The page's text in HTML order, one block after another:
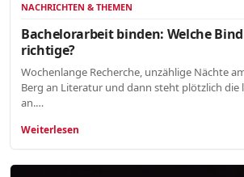
NACHRICHTEN & THEMEN
Bachelorarbeit binden: Welche
richtige?
Wochenlange Recherche, unzählige Nächte
Berg an Literatur und dann steht plötzlich die
an.…
Weiterlesen